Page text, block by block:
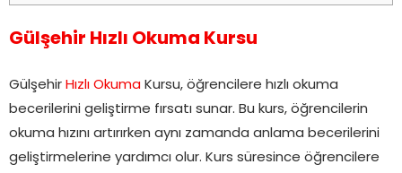
Gülşehir Hızlı Okuma Kursu
Gülşehir Hızlı Okuma Kursu, öğrencilere hızlı okuma
becerilerini geliştirme fırsatı sunar. Bu kurs, öğrencilerin
okuma hızını artırırken aynı zamanda anlama becerilerini
geliştirmelerine yardımcı olur. Kurs süresince öğrencilere